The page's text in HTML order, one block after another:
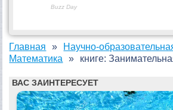
Главная
Научно-
Математика
книге: